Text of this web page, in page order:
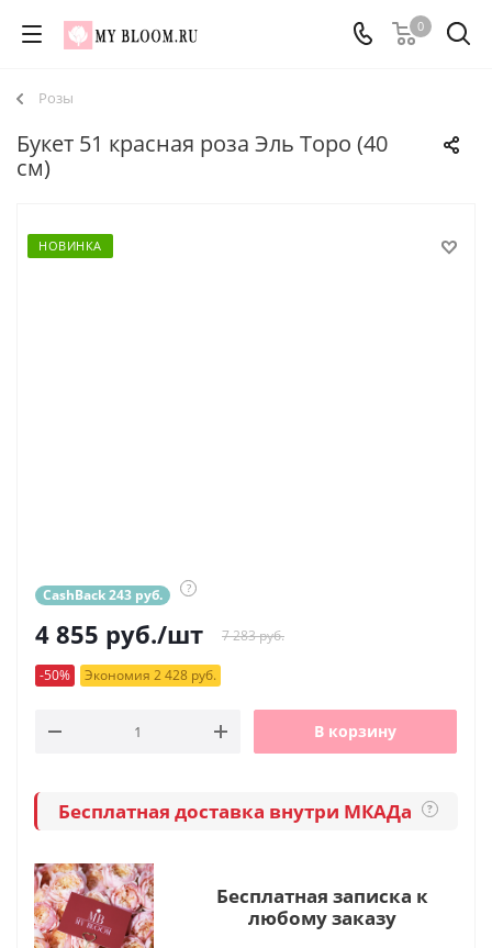
0
Розы
Букет 51 красная роза Эль Торо (40
см)
НОВИНКА
CashBack 243 руб. ?
4 855 руб./шт 7 283 руб.
-50% Экономия 2 428 руб.
В корзину
Бесплатная доставка внутри МКАДа ?
Бесплатная записка к
любому заказу